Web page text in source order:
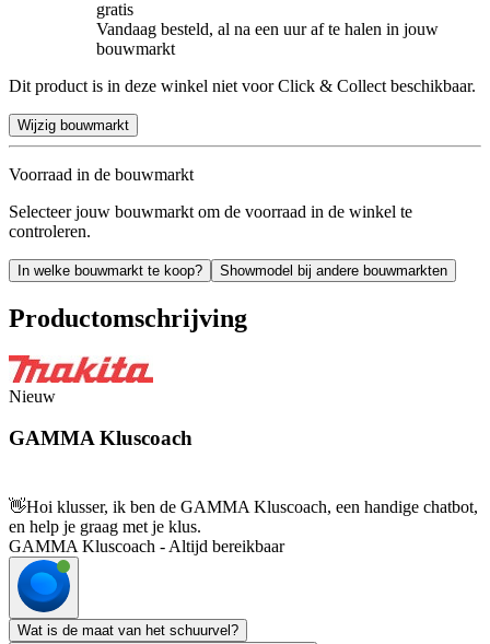
gratis
Vandaag besteld, al na een uur af te halen in jouw
bouwmarkt
Dit product is in deze winkel niet voor Click & Collect beschikbaar.
Wijzig bouwmarkt
Voorraad in de bouwmarkt
Selecteer jouw bouwmarkt om de voorraad in de winkel te
controleren.
In welke bouwmarkt te koop? Showmodel bij andere bouwmarkten
Productomschrijving
Nieuw
GAMMA Kluscoach
👋Hoi klusser, ik ben de GAMMA Kluscoach, een handige chatbot,
en help je graag met je klus.
GAMMA Kluscoach - Altijd bereikbaar
Wat is de maat van het schuurvel?